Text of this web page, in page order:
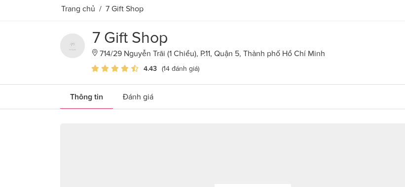
Trang chủ / 7 Gift Shop
7 Gift Shop
714/29 Nguyễn Trãi (1 Chiều), P.11, Quận 5, Thành phố Hồ Chí Minh
4.43 (14 đánh giá)
Thông tin Đánh giá